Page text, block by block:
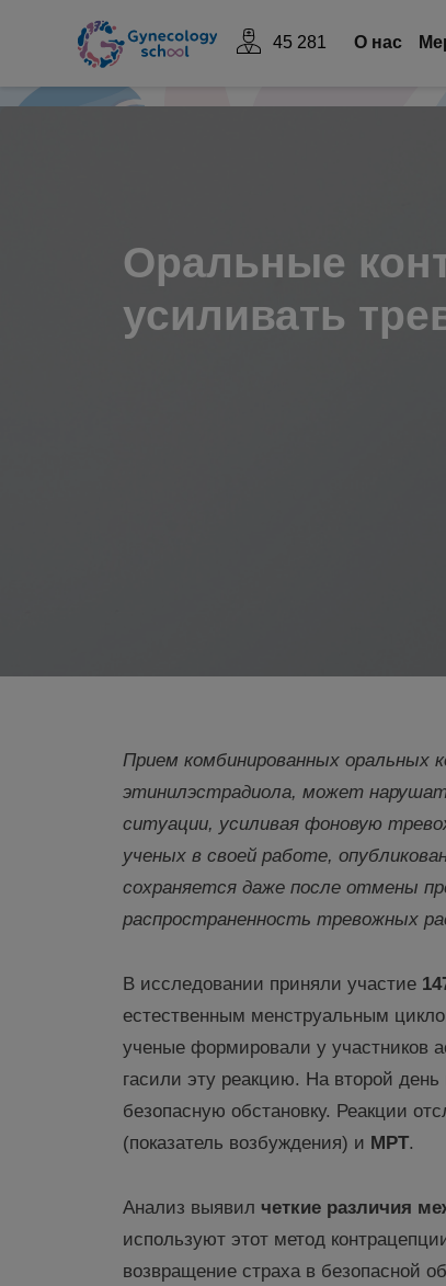
45 281 О нас
Оральные
усиливать
Прием комбинированных оральных
этинилэстрадиола, может
ситуации, усиливая фоновую
ученых в своей работе,
сохраняется даже после отмены
распространенность тревожных
В исследовании приняли участие
естественным менструальным
ученые формировали у участников
гасили эту реакцию. На второй
безопасную обстановку. Реакции
(показатель возбуждения) и МРТ.
Анализ выявил четкие различия
используют этот метод
возвращение страха в безопасной